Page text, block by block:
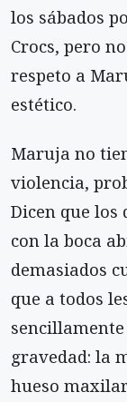
los sábados
Crocs, pero
respeto a
estético.
Maruja no
violencia,
Dicen que los
con la boca
demasiados
que a todos
gravedad: la
hueso